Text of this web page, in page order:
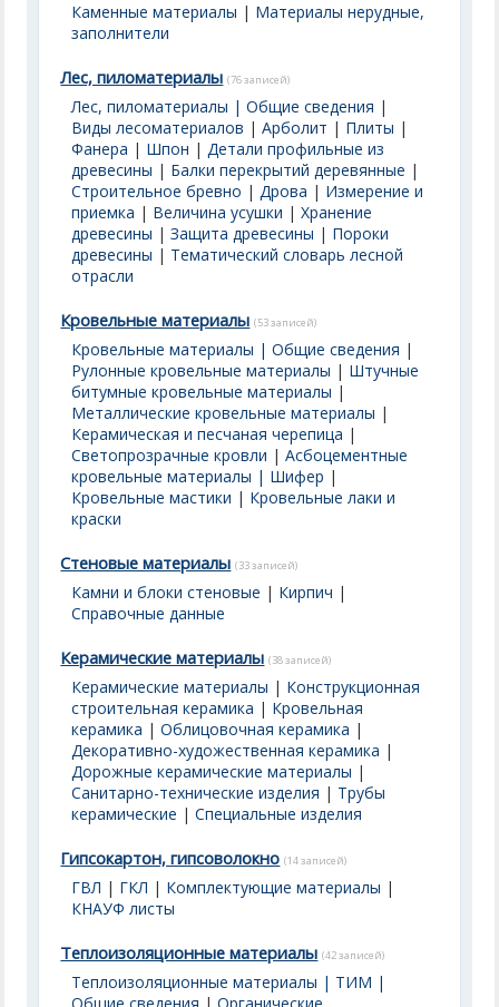
Каменные материалы | Материалы нерудные,
заполнители
Лес, пиломатериалы (76 записей)
Лес, пиломатериалы | Общие сведения |
Виды лесоматериалов |Арболит | Плиты |
Фанера | Шпон |Детали профильные из
древесины | Балки перекрытий деревянные |
Строительное бревно |Дрова | Измерение и
приемка | Величина усушки |Хранение
древесины |Защита древесины | Пороки
древесины | Тематический словарь лесной
отрасли
Кровельные материалы (53 записей)
Кровельные материалы | Общие сведения |
Рулонные кровельные материалы | Штучные
битумные кровельные материалы |
Металлические кровельные материалы |
Керамическая и песчаная черепица |
Светопрозрачные кровли |Асбоцементные
кровельные материалы | Шифер |
Кровельные мастики | Кровельные лаки и
краски
Стеновые материалы (33 записей)
Камни и блоки стеновые | Кирпич |
Справочные данные
Керамические материалы (38 записей)
Керамические материалы | Конструкционная
строительная керамика | Кровельная
керамика |Облицовочная керамика |
Декоративно-художественная керамика |
Дорожные керамические материалы |
Санитарно-технические изделия | Трубы
керамические |Специальные изделия
Гипсокартон, гипсоволокно (14 записей)
ГВЛ | ГКЛ | Комплектующие материалы |
КНАУФ листы
Теплоизоляционные материалы (42 записей)
Теплоизоляционные материалы | ТИМ |